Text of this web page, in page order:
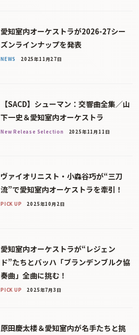
愛知室内オーケストラが2026-27シー
ズンラインナップを発表
NEWS 2025年11月27日
【SACD】シューマン：交響曲全集／山
下一史＆愛知室内オーケストラ
New Release Selection 2025年11月11日
ヴァイオリニスト・小森谷巧が“三刀
流”で愛知室内オーケストラを牽引！
PICK UP 2025年10月2日
愛知室内オーケストラが“レジェン
ド”たちとバッハ「ブランデンブルク協
奏曲」全曲に挑む！
PICK UP 2025年7月3日
原田慶太楼＆愛知室内が名手たちと挑